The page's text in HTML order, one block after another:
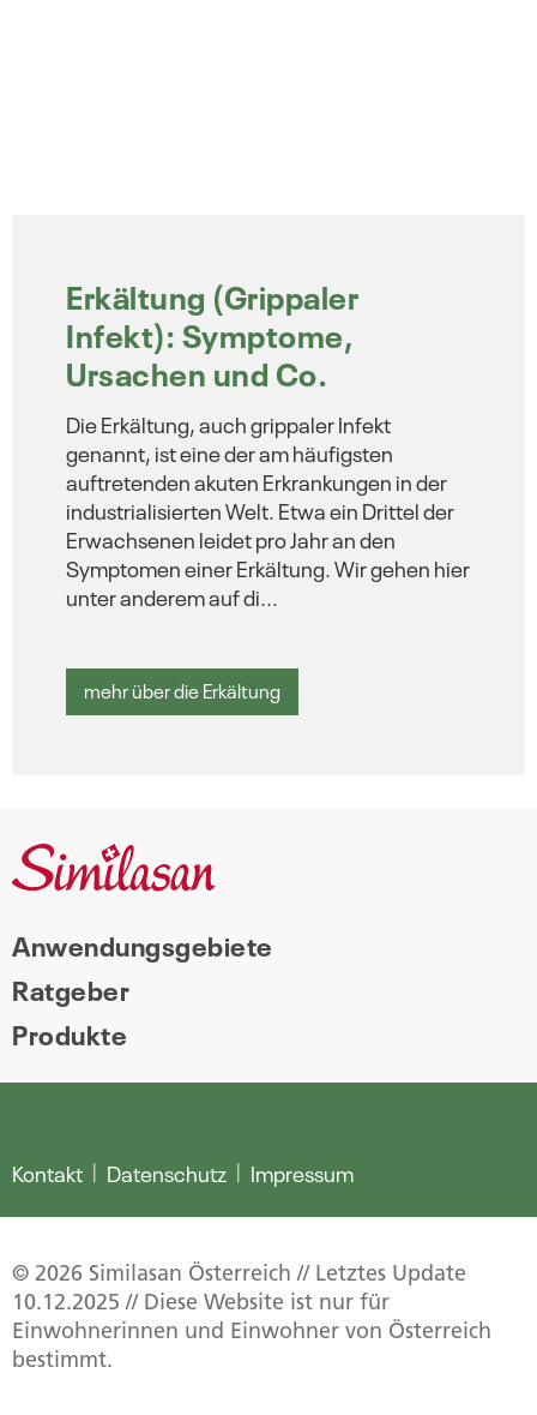
Erkältung (Grippaler
Infekt): Symptome,
Ursachen und Co.
Die Erkältung, auch grippaler Infekt
genannt, ist eine der am häufigsten
auftretenden akuten Erkrankungen in der
industrialisierten Welt. Etwa ein Drittel der
Erwachsenen leidet pro Jahr an den
Symptomen einer Erkältung. Wir gehen hier
unter anderem auf di...
mehr über die Erkältung
Anwendungsgebiete
Ratgeber
Produkte
Kontakt Datenschutz Impressum
© 2026 Similasan Österreich // Letztes Update
10.12.2025 // Diese Website ist nur für
Einwohnerinnen und Einwohner von Österreich
bestimmt.